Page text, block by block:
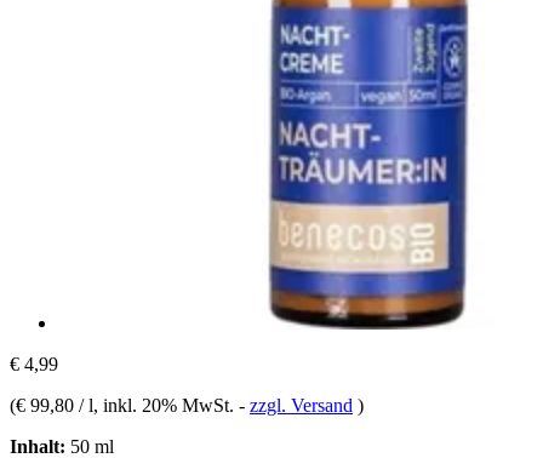
€ 4,99
(€ 99,80 / l, inkl. 20% MwSt. - zzgl. Versand )
Inhalt: 50 ml